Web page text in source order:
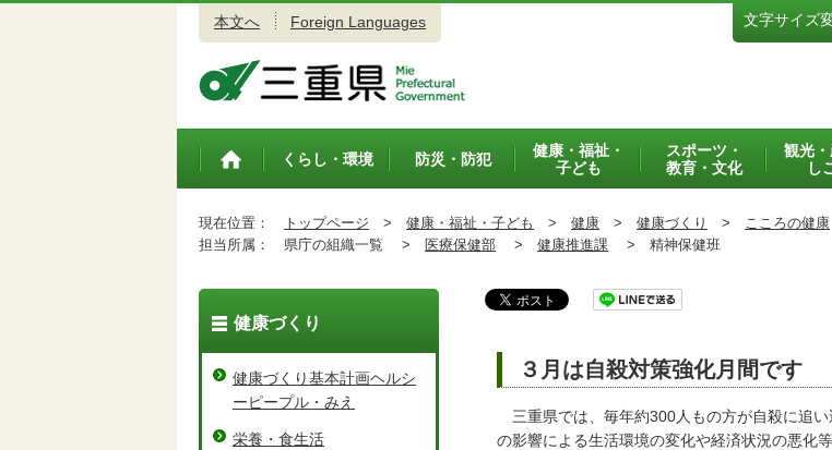
本文へ Foreign Languages 文字サイズ
トップペ
くらし・環境 防災・防犯
健康・福祉・
子ども
スポーツ・
教育・文化
観光・
し
現在位置： トップページ > 健康・福祉・子ども > 健康 > 健康づくり > こころの健康
担当所属：
県庁の組織一覧 > 医療保健部 > 健康推進課 > 精神保健班
３月は自殺対策強化月間です
三重県では、毎年約300人もの方が自殺に追
の影響による生活環境の変化や経済状況の悪化
健康づくり
健康づくり基本計画ヘルシ
ーピープル・みえ
栄養・食生活